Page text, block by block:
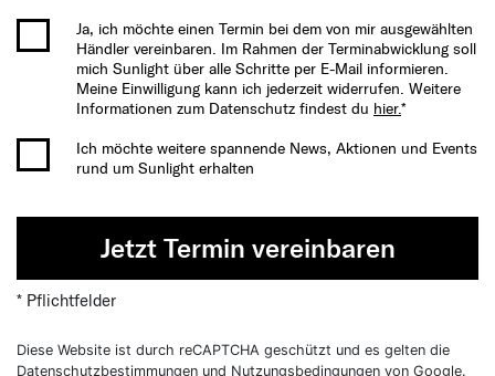
Ja, ich möchte einen Termin bei dem von mir ausgewählten
Händler vereinbaren. Im Rahmen der Terminabwicklung soll
mich Sunlight über alle Schritte per E-Mail informieren.
Meine Einwilligung kann ich jederzeit widerrufen. Weitere
Informationen zum Datenschutz findest du hier.*
Ich möchte weitere spannende News, Aktionen und Events
rund um Sunlight erhalten
Jetzt Termin vereinbaren
* Pflichtfelder
Diese Website ist durch reCAPTCHA geschützt und es gelten die
Datenschutzbestimmungen und Nutzungsbedingungen von Google.